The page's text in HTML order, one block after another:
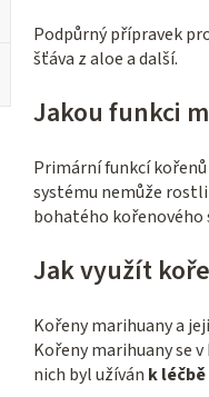
Podpůrný přípravek
šťáva z aloe a další.
Jakou funkci
Primární funkcí kořenů
systému nemůže
bohatého
Jak využít
Kořeny marihuany a
Kořeny marihuany se
nich byl užíván k